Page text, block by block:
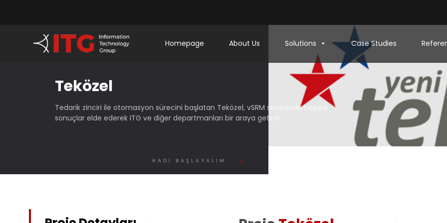
Homepage About Us Solutions Case Studies
Teközel
Tedarik zinciri ile otomasyon sürecini başlatan Teközel, vSRM sayesinde başarılı
sonuçlar elde ederek ITG ve diğer departmanları bir araya getirdi.
HADİ BAŞLAYALIM